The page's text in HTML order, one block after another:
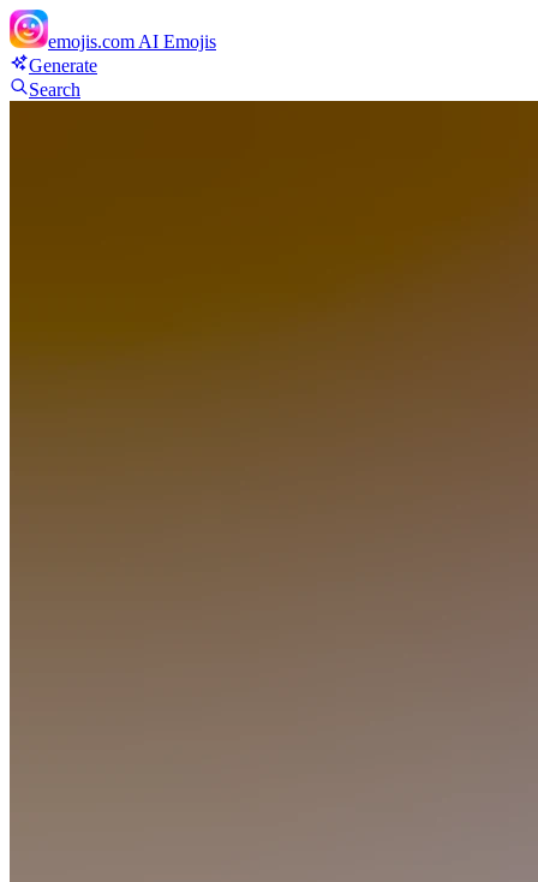
emojis.com AI Emojis
Generate
Search